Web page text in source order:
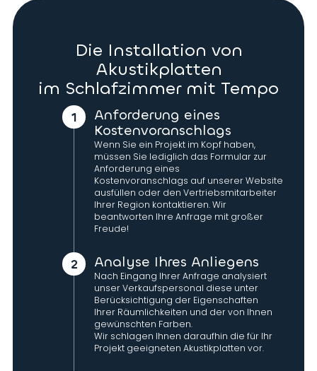
Die Installation von
Akustikplatten
im Schlafzimmer mit Tempo
Anforderung eines
Kostenvoranschlags
Wenn Sie ein Projekt im Kopf haben,
müssen Sie lediglich das Formular zur
Anforderung eines
Kostenvoranschlags auf unserer Website
ausfüllen oder den Vertriebsmitarbeiter
Ihrer Region kontaktieren. Wir
beantworten Ihre Anfrage mit großer
Freude!
Analyse Ihres Anliegens
Nach Eingang Ihrer Anfrage analysiert
unser Verkaufspersonal diese unter
Berücksichtigung der Eigenschaften
Ihrer Räumlichkeiten und der von Ihnen
gewünschten Farben.
Wir schlagen Ihnen daraufhin die für Ihr
Projekt geeigneten Akustikplatten vor.